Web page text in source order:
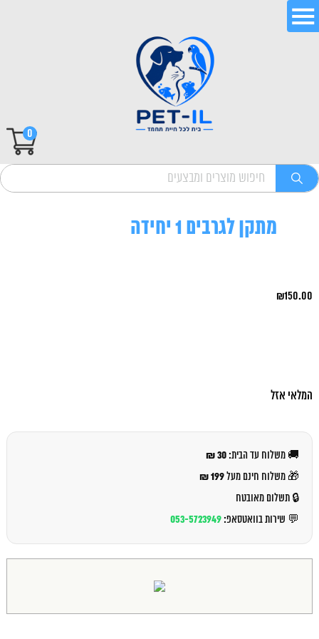
0
מתקן לגרבים 1 יחידה
₪150.00
המלאי אזל
🚚 משלוח עד הבית: 30 ₪
🎁 משלוח חינם מעל199 ₪
🔒 תשלום מאובטח
💬 שירות בוואטסאפ: 053-5723949